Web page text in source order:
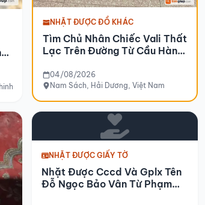
(đối diện văn phòng xe khách Hải Vân)
NHẶT ĐƯỢC ĐỒ KHÁC
Tìm Chủ Nhân Chiếc Vali Thất
Lạc Trên Đường Từ Cầu Hàn
Chiều 04-08-2026
04/08/2026
Nam Sách, Hải Dương, Việt Nam
NHẶT ĐƯỢC GIẤY TỜ
Nhặt Được Cccd Và Gplx Tên
Đỗ Ngọc Bảo Vân Từ Phạm